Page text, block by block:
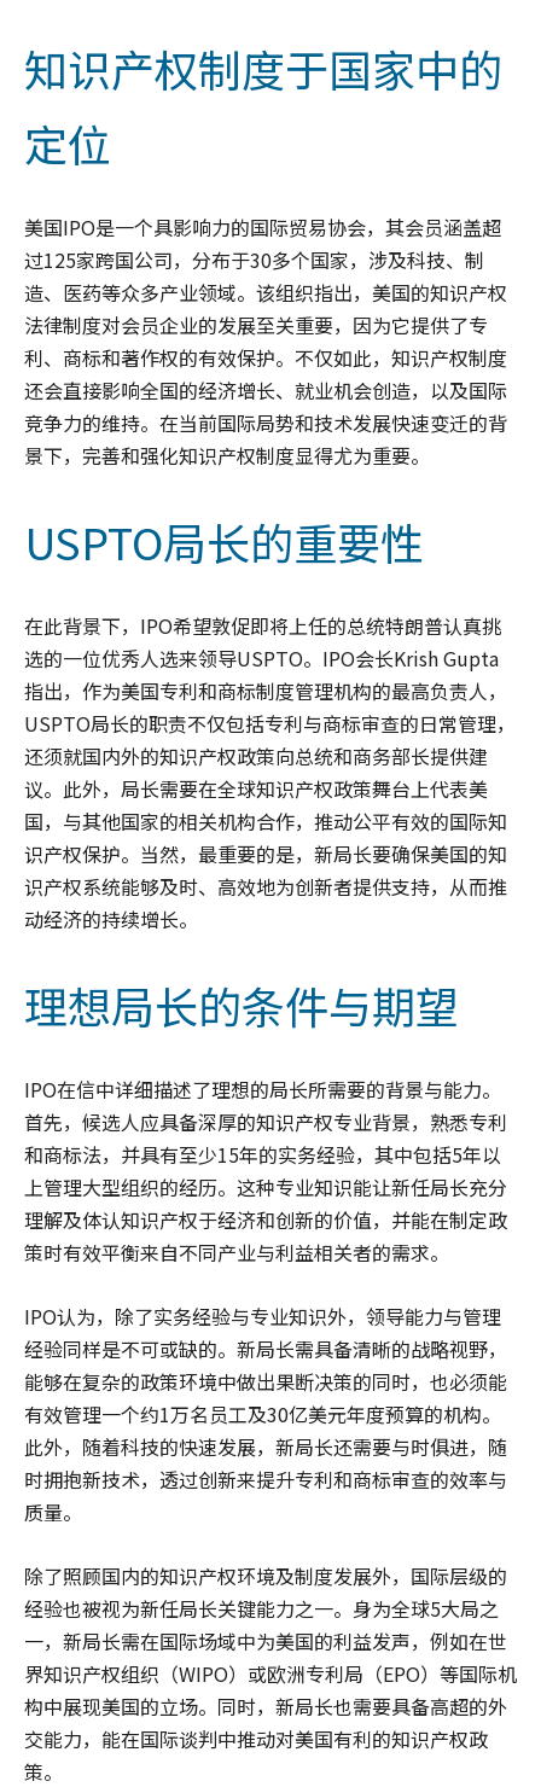
知识产权制度于国家中的
定位
美国IPO是一个具影响力的国际贸易协会，其会员涵盖超
过125家跨国公司，分布于30多个国家，涉及科技、制
造、医药等众多产业领域。该组织指出，美国的知识产权
法律制度对会员企业的发展至关重要，因为它提供了专
利、商标和著作权的有效保护。不仅如此，知识产权制度
还会直接影响全国的经济增长、就业机会创造，以及国际
竞争力的维持。在当前国际局势和技术发展快速变迁的背
景下，完善和强化知识产权制度显得尤为重要。
USPTO局长的重要性
在此背景下，IPO希望敦促即将上任的总统特朗普认真挑
选的一位优秀人选来领导USPTO。IPO会长Krish Gupta
指出，作为美国专利和商标制度管理机构的最高负责人，
USPTO局长的职责不仅包括专利与商标审查的日常管理，
还须就国内外的知识产权政策向总统和商务部长提供建
议。此外，局长需要在全球知识产权政策舞台上代表美
国，与其他国家的相关机构合作，推动公平有效的国际知
识产权保护。当然，最重要的是，新局长要确保美国的知
识产权系统能够及时、高效地为创新者提供支持，从而推
动经济的持续增长。
理想局长的条件与期望
IPO在信中详细描述了理想的局长所需要的背景与能力。
首先，候选人应具备深厚的知识产权专业背景，熟悉专利
和商标法，并具有至少15年的实务经验，其中包括5年以
上管理大型组织的经历。这种专业知识能让新任局长充分
理解及体认知识产权于经济和创新的价值，并能在制定政
策时有效平衡来自不同产业与利益相关者的需求。
IPO认为，除了实务经验与专业知识外，领导能力与管理
经验同样是不可或缺的。新局长需具备清晰的战略视野，
能够在复杂的政策环境中做出果断决策的同时，也必须能
有效管理一个约1万名员工及30亿美元年度预算的机构。
此外，随着科技的快速发展，新局长还需要与时俱进，随
时拥抱新技术，透过创新来提升专利和商标审查的效率与
质量。
除了照顾国内的知识产权环境及制度发展外，国际层级的
经验也被视为新任局长关键能力之一。身为全球5大局之
一，新局长需在国际场域中为美国的利益发声，例如在世
界知识产权组织（WIPO）或欧洲专利局（EPO）等国际机
构中展现美国的立场。同时，新局长也需要具备高超的外
交能力，能在国际谈判中推动对美国有利的知识产权政
策。